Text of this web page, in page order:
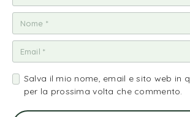
Salva il mio nome, email e sito web in
per la prossima volta che commento.